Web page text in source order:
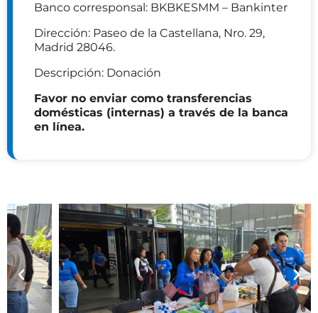
Banco corresponsal: BKBKESMM – Bankinter
Dirección: Paseo de la Castellana, Nro. 29,
Madrid 28046.
Descripción: Donación
Favor no enviar como transferencias
domésticas (internas) a través de la banca
en línea.